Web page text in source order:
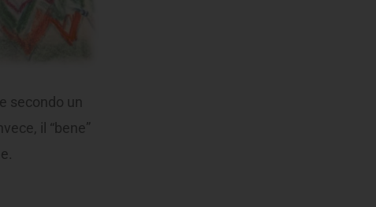
secondo un
il “bene”